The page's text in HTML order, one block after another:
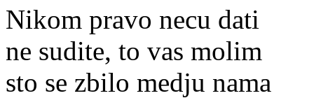
Nikom pravo necu dati
ne sudite, to vas molim
sto se zbilo medju nama